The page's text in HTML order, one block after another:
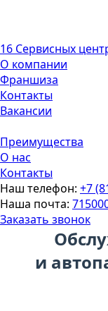
16 Сервисных
О компании
Франшиза
Контакты
Вакансии
Преимущества
О нас
Контакты
Наш телефон: +7
Наша почта:
Заказать звонок
и